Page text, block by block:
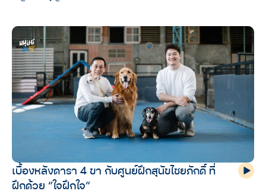
เบื้องหลังดารา 4 ขา กับศูนย์ฝึกสุนัขไชยภักดิ์ ที่
ฝึกด้วย “ใจฝึกใจ”